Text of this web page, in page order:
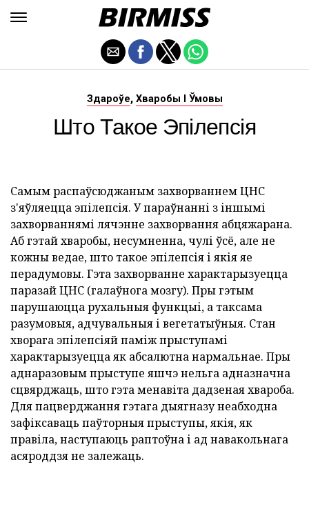
Здароўе, Хваробы І Ўмовы
Што Такое Эпілепсія
Самым распаўсюджаным захворваннем ЦНС
з'яўляецца эпілепсія. У параўнанні з іншымі
захворваннямі лячэнне захворвання абцяжарана.
Аб гэтай хваробы, несумненна, чулі ўсё, але не
кожны ведае, што такое эпілепсія і якія яе
перадумовы. Гэта захворванне характарызуецца
паразай ЦНС (галаўнога мозгу). Пры гэтым
парушаюцца рухальныя функцыі, а таксама
разумовыя, адчувальныя і вегетатыўныя. Стан
хворага эпілепсіяй паміж прыступамі
характарызуецца як абсалютна нармальнае. Пры
аднаразовым прыступе яшчэ нельга адназначна
сцвярджаць, што гэта менавіта дадзеная хвароба.
Для пацверджання гэтага дыягназу неабходна
зафіксаваць паўторныя прыступы, якія, як
правіла, наступаюць раптоўна і ад навакольнага
асяроддзя не залежаць.